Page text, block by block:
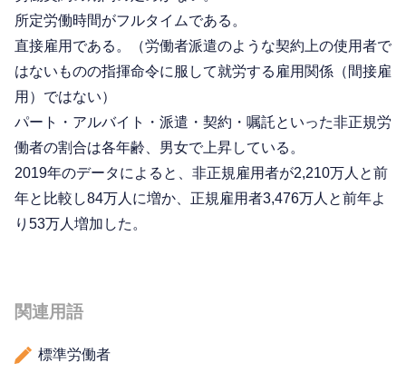
所定労働時間がフルタイムである。
直接雇用である。（労働者派遣のような契約上の使用者で
はないものの指揮命令に服して就労する雇用関係（間接雇
用）ではない）
パート・アルバイト・派遣・契約・嘱託といった非正規労
働者の割合は各年齢、男女で上昇している。
2019年のデータによると、非正規雇用者が2,210万人と前
年と比較し84万人に増か、正規雇用者3,476万人と前年よ
り53万人増加した。
関連用語
標準労働者